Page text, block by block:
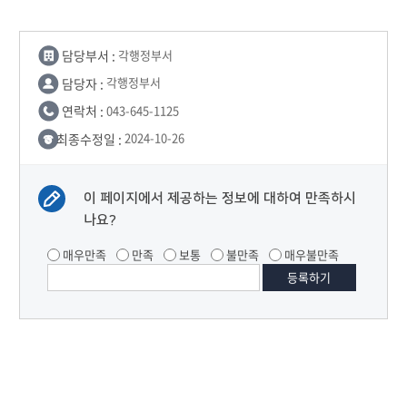
담당부서 : 각행정부서
담당자 : 각행정부서
연락처 : 043-645-1125
최종수정일 : 2024-10-26
이 페이지에서 제공하는 정보에 대하여 만족하시
나요?
매우만족 만족 보통 불만족 매우불만족